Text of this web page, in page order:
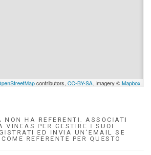
contributors, CC-BY-SA, Imagery ©Mapbox
NON HA REFERENTI. ASSOCIATI
VINEAS PER GESTIRE I SUOI
ED INVIA UN'EMAIL SE
REFERENTE PER QUESTO